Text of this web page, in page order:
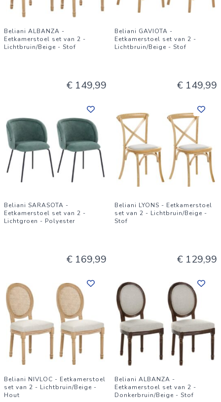
Beliani ALBANZA -
Eetkamerstoel set van 2 -
Lichtbruin/Beige - Stof
€ 149,99
Beliani GAVIOTA -
Eetkamerstoel set van 2 -
Lichtbruin/Beige - Stof
€ 149,99
Beliani SARASOTA -
Eetkamerstoel set van 2 -
Lichtgroen - Polyester
€ 169,99
Beliani LYONS - Eetkamerstoel
set van 2 - Lichtbruin/Beige -
Stof
€ 129,99
Beliani NIVLOC - Eetkamerstoel
set van 2 - Lichtbruin/Beige -
Hout
Beliani ALBANZA -
Eetkamerstoel set van 2 -
Donkerbruin/Beige - Stof